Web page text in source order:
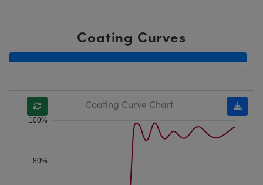
Coating Curves
80%
100%
Coating Curve Chart